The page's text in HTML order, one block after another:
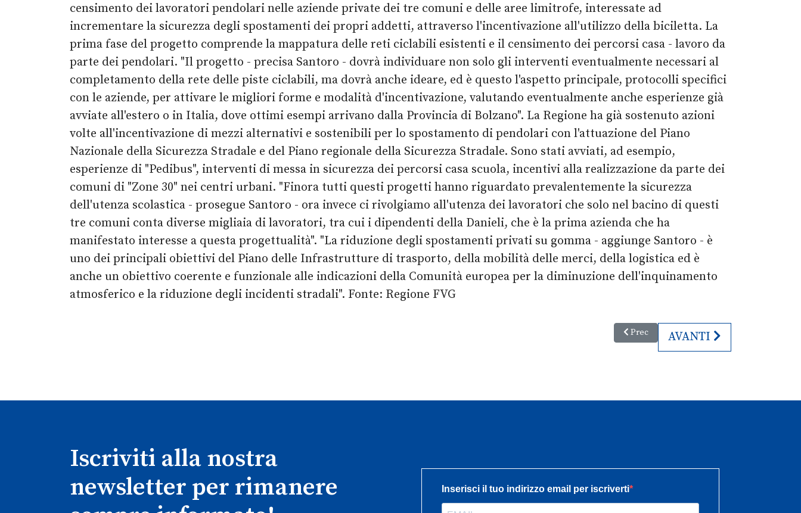
censimento dei lavoratori pendolari nelle aziende private dei tre comuni e delle aree limitrofe, interessate ad
incrementare la sicurezza degli spostamenti dei propri addetti, attraverso l'incentivazione all'utilizzo della biciletta. La
prima fase del progetto comprende la mappatura delle reti ciclabili esistenti e il censimento dei percorsi casa - lavoro da
parte dei pendolari. "Il progetto - precisa Santoro - dovrà individuare non solo gli interventi eventualmente necessari al
completamento della rete delle piste ciclabili, ma dovrà anche ideare, ed è questo l'aspetto principale, protocolli specifici
con le aziende, per attivare le migliori forme e modalità d'incentivazione, valutando eventualmente anche esperienze già
avviate all'estero o in Italia, dove ottimi esempi arrivano dalla Provincia di Bolzano". La Regione ha già sostenuto azioni
volte all'incentivazione di mezzi alternativi e sostenibili per lo spostamento di pendolari con l'attuazione del Piano
Nazionale della Sicurezza Stradale e del Piano regionale della Sicurezza Stradale. Sono stati avviati, ad esempio,
esperienze di "Pedibus", interventi di messa in sicurezza dei percorsi casa scuola, incentivi alla realizzazione da parte dei
comuni di "Zone 30" nei centri urbani. "Finora tutti questi progetti hanno riguardato prevalentemente la sicurezza
dell'utenza scolastica - prosegue Santoro - ora invece ci rivolgiamo all'utenza dei lavoratori che solo nel bacino di questi
tre comuni conta diverse migliaia di lavoratori, tra cui i dipendenti della Danieli, che è la prima azienda che ha
manifestato interesse a questa progettualità". "La riduzione degli spostamenti privati su gomma - aggiunge Santoro - è
uno dei principali obiettivi del Piano delle Infrastrutture di trasporto, della mobilità delle merci, della logistica ed è
anche un obiettivo coerente e funzionale alle indicazioni della Comunità europea per la diminuzione dell'inquinamento
atmosferico e la riduzione degli incidenti stradali". Fonte: Regione FVG
Articolo precedente: Cresce l’interesse del
Prec ARTICOLO
AVANTI
Iscriviti alla nostra
newsletter per rimanere